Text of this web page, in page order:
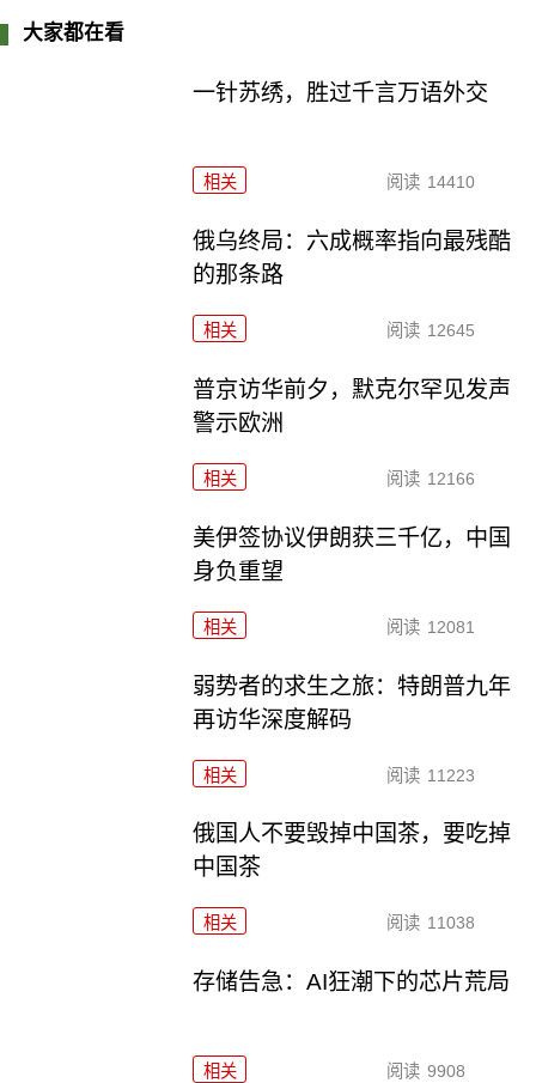
大家都在看
一针苏绣，胜过千言万语外交
相关 阅读 14410
俄乌终局：六成概率指向最残酷
的那条路
相关 阅读 12645
普京访华前夕，默克尔罕见发声
警示欧洲
相关 阅读 12166
美伊签协议伊朗获三千亿，中国
身负重望
相关 阅读 12081
弱势者的求生之旅：特朗普九年
再访华深度解码
相关 阅读 11223
俄国人不要毁掉中国茶，要吃掉
中国茶
相关 阅读 11038
存储告急：AI狂潮下的芯片荒局
相关 阅读 9908